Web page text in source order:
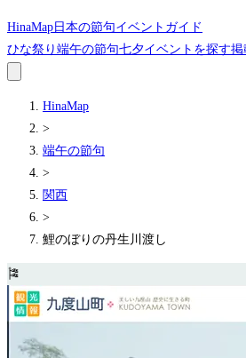
HinaMap 日本の節句イベントガイド
ひな祭り 端午の節句七夕イベントを探す掲
HinaMap
>
端午の節句
>
関西
>
鯉のぼりの丹生川渡し
🎏